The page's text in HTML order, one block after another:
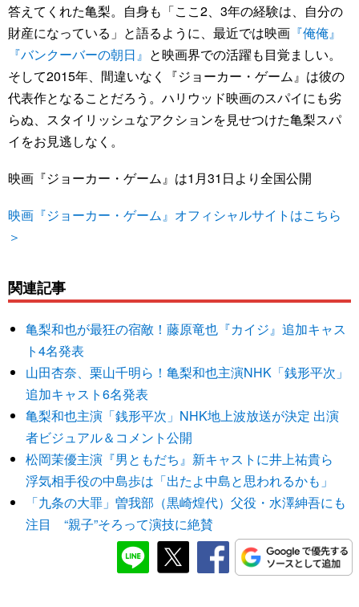
答えてくれた亀梨。自身も「ここ2、3年の経験は、自分の
財産になっている」と語るように、最近では映画 『俺俺』
『バンクーバーの朝日』 と映画界での活躍も目覚ましい。
そして2015年、間違いなく『ジョーカー・ゲーム』は彼の
代表作となることだろう。ハリウッド映画のスパイにも劣
らぬ、スタイリッシュなアクションを見せつけた亀梨スパ
イをお見逃しなく。
映画『ジョーカー・ゲーム』は1月31日より全国公開
映画『ジョーカー・ゲーム』オフィシャルサイトはこちら
＞
関連記事
亀梨和也が最狂の宿敵！藤原竜也『カイジ』追加キャス
ト4名発表
山田杏奈、栗山千明ら！亀梨和也主演NHK「銭形平次」
追加キャスト6名発表
亀梨和也主演「銭形平次」NHK地上波放送が決定 出演
者ビジュアル＆コメント公開
松岡茉優主演『男ともだち』新キャストに井上祐貴ら
浮気相手役の中島歩は「出たよ中島と思われるかも」
「九条の大罪」曽我部（黒崎煌代）父役・水澤紳吾にも
注目 “親子”そろって演技に絶賛